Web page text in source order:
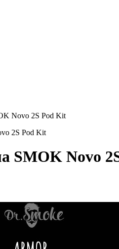
Novo 2S Pod Kit
2S Pod Kit
SMOK Novo